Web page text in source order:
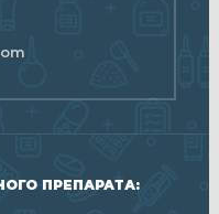
ПРЕПАРАТА: